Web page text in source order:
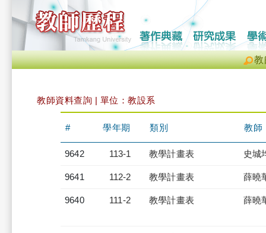
教
教師資料查詢 | 單位：教設系
# 學年期 類別 教師
9642 113-1 教學計畫表 史城
9641 112-2 教學計畫表 薛曉
9640 111-2 教學計畫表 薛曉